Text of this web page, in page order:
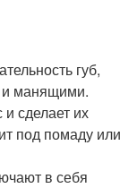
губ,
и манящими.
сделает их
под помаду или
в себя